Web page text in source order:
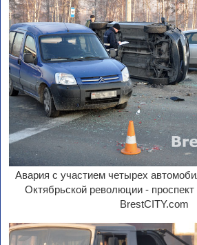
Авария с участием четырех
Октябрьской революции -
BrestCITY.com